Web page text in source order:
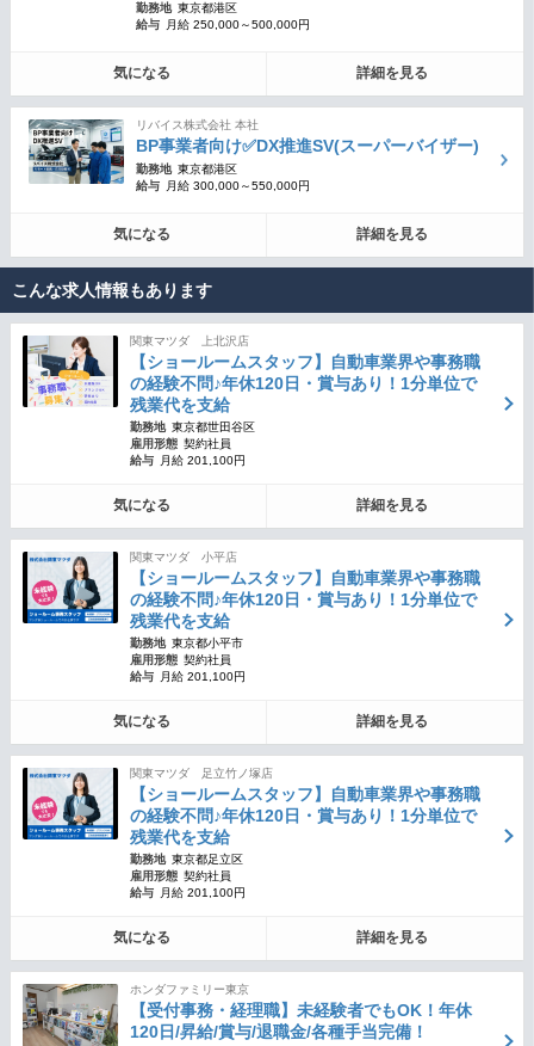
勤務地 東京都港区
給与
月給 250,000～500,000円
気になる 詳細を見る
リバイス株式会社 本社
BP事業者向け✅DX推進SV(スーパーバイザー)
勤務地 東京都港区
給与
月給 300,000～550,000円
気になる 詳細を見る
こんな求人情報もあります
関東マツダ 上北沢店
【ショールームスタッフ】自動車業界や事務職
の経験不問♪年休120日・賞与あり！1分単位で
残業代を支給
勤務地 東京都世田谷区
雇用形態 契約社員
給与
月給 201,100円
気になる 詳細を見る
関東マツダ 小平店
【ショールームスタッフ】自動車業界や事務職
の経験不問♪年休120日・賞与あり！1分単位で
残業代を支給
勤務地 東京都小平市
雇用形態 契約社員
給与
月給 201,100円
気になる 詳細を見る
関東マツダ 足立竹ノ塚店
【ショールームスタッフ】自動車業界や事務職
の経験不問♪年休120日・賞与あり！1分単位で
残業代を支給
勤務地 東京都足立区
雇用形態 契約社員
給与
月給 201,100円
気になる 詳細を見る
ホンダファミリー東京
【受付事務・経理職】未経験者でもOK！年休
120日/昇給/賞与/退職金/各種手当完備！